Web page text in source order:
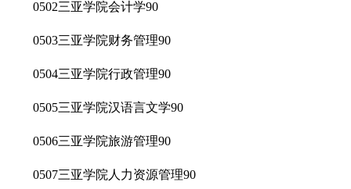
0502三亚学院会计学90
0503三亚学院财务管理90
0504三亚学院行政管理90
0505三亚学院汉语言文学90
0506三亚学院旅游管理90
0507三亚学院人力资源管理90